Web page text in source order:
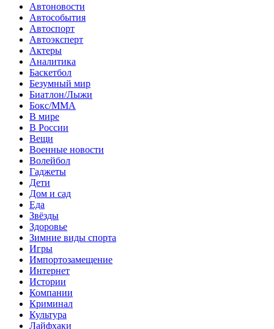
Автоновости
Автособытия
Автоспорт
Автоэксперт
Актеры
Аналитика
Баскетбол
Безумный мир
Биатлон/Лыжи
Бокс/MMA
В мире
В России
Вещи
Военные новости
Волейбол
Гаджеты
Дети
Дом и сад
Еда
Звёзды
Здоровье
Зимние виды спорта
Игры
Импортозамещение
Интернет
Истории
Компании
Криминал
Культура
Лайфхаки